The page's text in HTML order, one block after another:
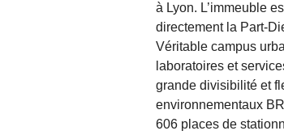
à Lyon. L’immeuble
directement la Part-
Véritable campus
laboratoires et
grande divisibilité et
environnementaux
606 places de